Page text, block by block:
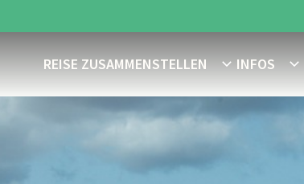
REISE ZUSAMMENSTELLEN INFOS